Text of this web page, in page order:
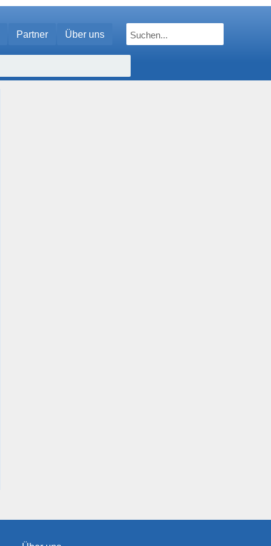
Partner Über uns